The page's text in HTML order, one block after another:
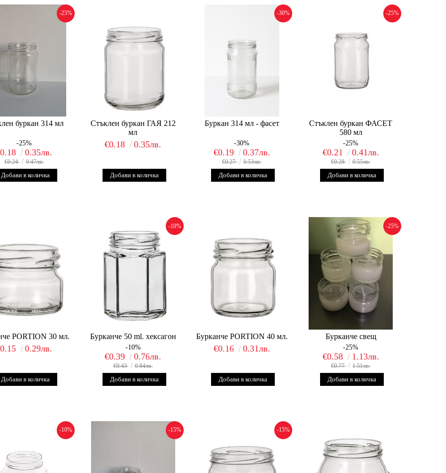
-25%
буркан 314 мл
-25%
0.35лв.
€0.24 0.47лв.
Стъклен буркан ГАЯ 212
мл
€0.18 0.35лв.
-30%
Буркан 314 мл - фасет
-30%
€0.19 0.37лв.
€0.27 0.53лв.
-25%
Стъклен буркан ФАСЕТ
580 мл
-25%
€0.21 0.41лв.
€0.28 0.55лв.
PORTION 30 мл.
0.29лв.
-10%
Бурканче 50 ml. хексагон
-10%
€0.39 0.76лв.
€0.43 0.84лв.
Бурканче PORTION 40 мл.
€0.16 0.31лв.
-25%
Бурканче свещ
-25%
€0.58 1.13лв.
€0.77 1.51лв.
-10% -15% -15%